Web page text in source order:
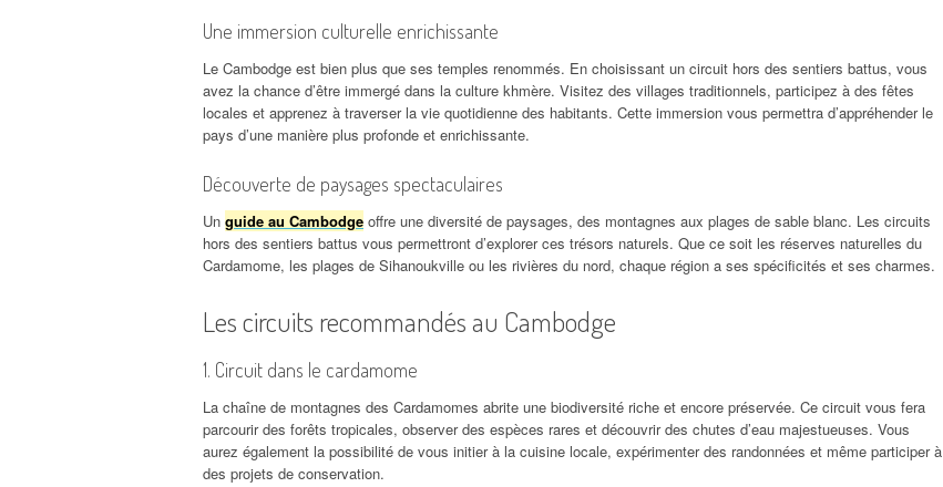
Une immersion culturelle enrichissante
Le Cambodge est bien plus que ses temples renommés. En choisissant un circuit hors des sentiers battus, vous
avez la chance d’être immergé dans la culture khmère. Visitez des villages traditionnels, participez à des fêtes
locales et apprenez à traverser la vie quotidienne des habitants. Cette immersion vous permettra d’appréhender le
pays d’une manière plus profonde et enrichissante.
Découverte de paysages spectaculaires
Un guide au Cambodge offre une diversité de paysages, des montagnes aux plages de sable blanc. Les circuits
hors des sentiers battus vous permettront d’explorer ces trésors naturels. Que ce soit les réserves naturelles du
Cardamome, les plages de Sihanoukville ou les rivières du nord, chaque région a ses spécificités et ses charmes.
Les circuits recommandés au Cambodge
1. Circuit dans le cardamome
La chaîne de montagnes des Cardamomes abrite une biodiversité riche et encore préservée. Ce circuit vous fera
parcourir des forêts tropicales, observer des espèces rares et découvrir des chutes d’eau majestueuses. Vous
aurez également la possibilité de vous initier à la cuisine locale, expérimenter des randonnées et même participer à
des projets de conservation.